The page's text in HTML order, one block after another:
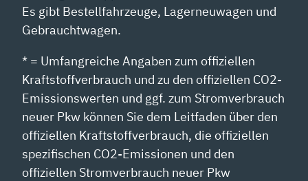
Es gibt Bestellfahrzeuge, Lagerneuwagen und
Gebrauchtwagen.
* = Umfangreiche Angaben zum offiziellen
Kraftstoffverbrauch und zu den offiziellen CO2-
Emissionswerten und ggf. zum Stromverbrauch
neuer Pkw können Sie dem Leitfaden über den
offiziellen Kraftstoffverbrauch, die offiziellen
spezifischen CO2-Emissionen und den
offiziellen Stromverbrauch neuer Pkw